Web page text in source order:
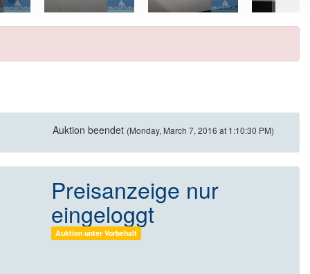
Auktion beendet (Monday, March 7, 2016 at 1:10:30 PM)
Preisanzeige nur
eingeloggt
Auktion unter Vorbehalt